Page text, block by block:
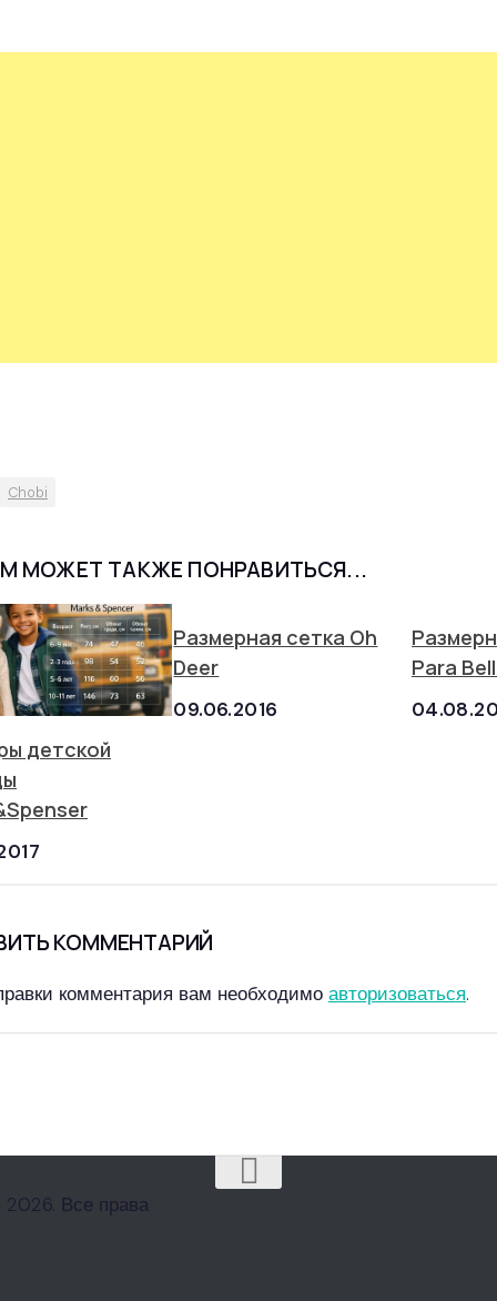
Chobi
МОЖЕТ ТАКЖЕ ПОНРАВИТЬСЯ...
детской
Размерная сетка Oh
Deer
09.06.2016
Para
КОММЕНТАРИЙ
комментария вам необходимо авторизоваться.
Все права